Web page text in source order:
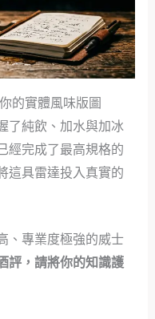
的實體風味版圖
了純飲、加水與加冰
經完成了最高規格的
這具雷達投入真實的
、專業度極強的威士
評，請將你的知識護